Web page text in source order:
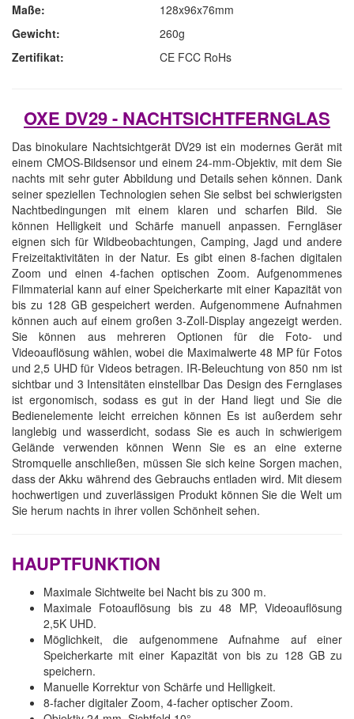
Maße:
128x96x76mm
Gewicht:
260g
Zertifikat:
CE FCC RoHs
OXE DV29 - NACHTSICHTFERNGLAS
Das binokulare Nachtsichtgerät DV29 ist ein modernes Gerät mit
einem CMOS-Bildsensor und einem 24-mm-Objektiv, mit dem Sie
nachts mit sehr guter Abbildung und Details sehen können. Dank
seiner speziellen Technologien sehen Sie selbst bei schwierigsten
Nachtbedingungen mit einem klaren und scharfen Bild. Sie
können Helligkeit und Schärfe manuell anpassen. Ferngläser
eignen sich für Wildbeobachtungen, Camping, Jagd und andere
Freizeitaktivitäten in der Natur. Es gibt einen 8-fachen digitalen
Zoom und einen 4-fachen optischen Zoom. Aufgenommenes
Filmmaterial kann auf einer Speicherkarte mit einer Kapazität von
bis zu 128 GB gespeichert werden. Aufgenommene Aufnahmen
können auch auf einem großen 3-Zoll-Display angezeigt werden.
Sie können aus mehreren Optionen für die Foto- und
Videoauflösung wählen, wobei die Maximalwerte 48 MP für Fotos
und 2,5 UHD für Videos betragen. IR-Beleuchtung von 850 nm ist
sichtbar und 3 Intensitäten einstellbar Das Design des Fernglases
ist ergonomisch, sodass es gut in der Hand liegt und Sie die
Bedienelemente leicht erreichen können Es ist außerdem sehr
langlebig und wasserdicht, sodass Sie es auch in schwierigem
Gelände verwenden können Wenn Sie es an eine externe
Stromquelle anschließen, müssen Sie sich keine Sorgen machen,
dass der Akku während des Gebrauchs entladen wird. Mit diesem
hochwertigen und zuverlässigen Produkt können Sie die Welt um
Sie herum nachts in ihrer vollen Schönheit sehen.
HAUPTFUNKTION
Maximale Sichtweite bei Nacht bis zu 300 m.
Maximale Fotoauflösung bis zu 48 MP, Videoauflösung
2,5K UHD.
Möglichkeit, die aufgenommene Aufnahme auf einer
Speicherkarte mit einer Kapazität von bis zu 128 GB zu
speichern.
Manuelle Korrektur von Schärfe und Helligkeit.
8-facher digitaler Zoom, 4-facher optischer Zoom.